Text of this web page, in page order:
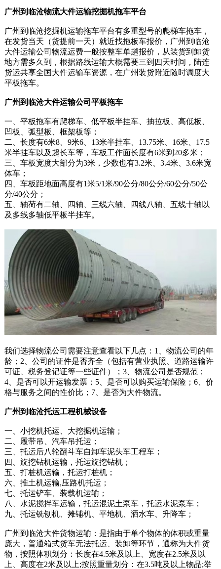
广州到临沧物流大件运输挖掘机拖车平台
广州到临沧挖掘机运输拖车平台有多重型号的爬梯车拖车，
在发货当天（货提前一天）就近找拖板车报价，广州到临沧
大件运输公司物流运费一般按整车单趟报价，从装货到卸货
地方需多久到，根据路线运输大概需要三到四天时间，陆连
货运共享全国大件运输车资源，在广州装货附近随时调度大
平板拖车。
广州到临沧大件运输公司平板拖车
一、平板拖车有爬梯车、低平板半挂车、抽拉板、高低板、
凹板、弧型板、框架板等；
二、长度有6米8、9米6、13米半挂车、13.75米、16米、17.5
米半挂车以及超长车等，车板工作面长度有6米到20多米；
三、车板宽度大部分为3米，少数也有3.2米、3.4米、3.6米宽
体车；
四、车板距地面高度有1米5/1米/90公分/80公分/60公分/50公
分/40公分；
五、轴荷有二轴、四轴、三线六轴、四线八轴、五线十轴以
及多线多轴低平板半挂车。
我们选择物流公司需要注意查看以下几点：1、物流公司的年
龄；2、公司的证件是否齐全（包括有营业执照、道路运输许
可证、税务登记证等一些证件）；3、物流公司是否规范；
4、是否可以开运输发票；5、是否可以购买运输保险；6、价
格与服务之间的性价比；7、是否为大件物流。
广州到临沧托运工程机械设备
一、小挖机托运、大挖掘机运输；
二、履带吊、汽车吊托运；
三、托运后八轮翻斗车自卸车泥头车工程车；
四、旋挖钻机运输，托运旋挖钻机；
五、打桩机运输，托运打桩机；
六、推土机运输,压路机托运；
七、托运铲车、装载机运输；
八、水泥搅拌车运输，托运混泥土泵车，托运水泥泵车；
九、托运铣刨机、摊铺机、平地机、洒水车、升降车；
广州到临沧大件货物运输：是指由于单个物体的体积或重量
庞大，普通箱式货车无法托运、装卸等环节，通称为大件货
物，按照体积划分：长度在4.5米及以上、宽度在2.5米及以
上、高度在2米及以上;按照重量划分：在3.5吨及以上物品;举